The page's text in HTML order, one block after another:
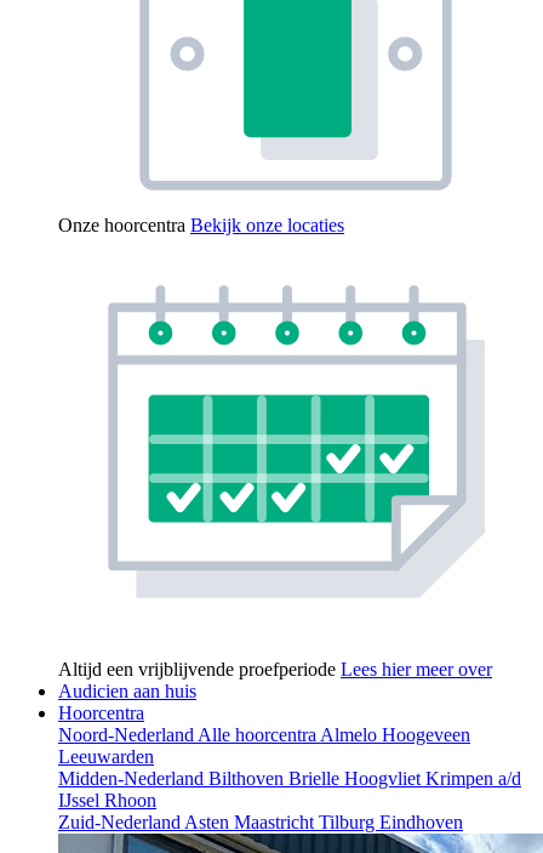
Onze hoorcentra Bekijk onze locaties
Altijd een vrijblijvende proefperiode Lees hier meer over
Audicien aan huis
Hoorcentra
Noord-NederlandAlle hoorcentraAlmelo Hoogeveen
Leeuwarden
Midden-Nederland Bilthoven Brielle HoogvlietKrimpen a/d
IJssel Rhoon
Zuid-NederlandAsten MaastrichtTilburg Eindhoven